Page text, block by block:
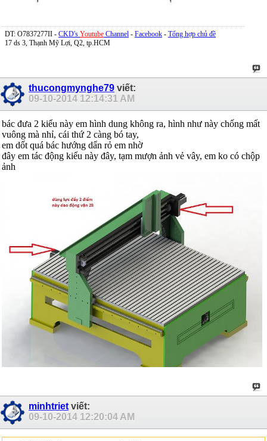
DT: O7837277II - CKD's Youtube Channel - Facebook - Tổng hợp chủ đề
17 ds 3, Thạnh Mỹ Lợi, Q2, tp.HCM
thucongmynghe79 viết:
09-10-2014 12:14:31 AM
bác đưa 2 kiểu này em hình dung không ra, hình như này chống mất
vuông mà nhỉ, cái thứ 2 càng bó tay,
em dốt quá bác hướng dẩn rỏ em nhờ
đây em tác động kiểu này đây, tạm mượn ảnh vẻ vây, em ko có chộp
ảnh
minhtriet viết:
09-10-2014 12:20:04 AM